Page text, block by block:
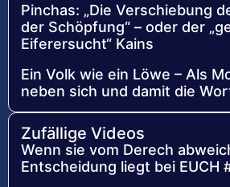
Pinchas: „Die Verschiebung
der Schöpfung“ – oder der
Eiferersucht“ Kains
Ein Volk wie ein Löwe – Als
neben sich und damit die
Zufällige Videos
Wenn sie vom Derech
Entscheidung liegt bei EUCH